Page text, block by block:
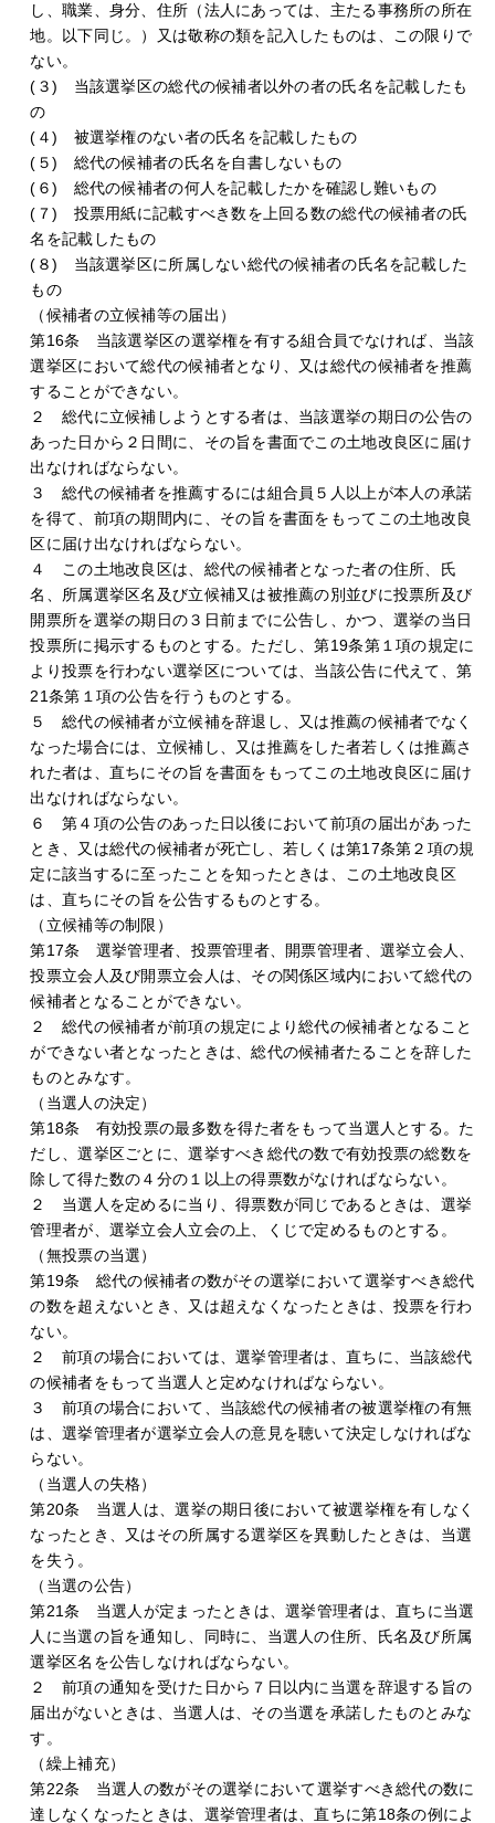
し、職業、身分、住所（法人にあっては、主たる事務所の所在
地。以下同じ。）又は敬称の類を記入したものは、この限りで
ない。
(３) 当該選挙区の総代の候補者以外の者の氏名を記載したも
の
(４) 被選挙権のない者の氏名を記載したもの
(５) 総代の候補者の氏名を自書しないもの
(６) 総代の候補者の何人を記載したかを確認し難いもの
(７) 投票用紙に記載すべき数を上回る数の総代の候補者の氏
名を記載したもの
(８) 当該選挙区に所属しない総代の候補者の氏名を記載した
もの
（候補者の立候補等の届出）
第16条 当該選挙区の選挙権を有する組合員でなければ、当該
選挙区において総代の候補者となり、又は総代の候補者を推薦
することができない。
２ 総代に立候補しようとする者は、当該選挙の期日の公告の
あった日から２日間に、その旨を書面でこの土地改良区に届け
出なければならない。
３ 総代の候補者を推薦するには組合員５人以上が本人の承諾
を得て、前項の期間内に、その旨を書面をもってこの土地改良
区に届け出なければならない。
４ この土地改良区は、総代の候補者となった者の住所、氏
名、所属選挙区名及び立候補又は被推薦の別並びに投票所及び
開票所を選挙の期日の３日前までに公告し、かつ、選挙の当日
投票所に掲示するものとする。ただし、第19条第１項の規定に
より投票を行わない選挙区については、当該公告に代えて、第
21条第１項の公告を行うものとする。
５ 総代の候補者が立候補を辞退し、又は推薦の候補者でなく
なった場合には、立候補し、又は推薦をした者若しくは推薦さ
れた者は、直ちにその旨を書面をもってこの土地改良区に届け
出なければならない。
６ 第４項の公告のあった日以後において前項の届出があった
とき、又は総代の候補者が死亡し、若しくは第17条第２項の規
定に該当するに至ったことを知ったときは、この土地改良区
は、直ちにその旨を公告するものとする。
（立候補等の制限）
第17条 選挙管理者、投票管理者、開票管理者、選挙立会人、
投票立会人及び開票立会人は、その関係区域内において総代の
候補者となることができない。
２ 総代の候補者が前項の規定により総代の候補者となること
ができない者となったときは、総代の候補者たることを辞した
ものとみなす。
（当選人の決定）
第18条 有効投票の最多数を得た者をもって当選人とする。た
だし、選挙区ごとに、選挙すべき総代の数で有効投票の総数を
除して得た数の４分の１以上の得票数がなければならない。
２ 当選人を定めるに当り、得票数が同じであるときは、選挙
管理者が、選挙立会人立会の上、くじで定めるものとする。
（無投票の当選）
第19条 総代の候補者の数がその選挙において選挙すべき総代
の数を超えないとき、又は超えなくなったときは、投票を行わ
ない。
２ 前項の場合においては、選挙管理者は、直ちに、当該総代
の候補者をもって当選人と定めなければならない。
３ 前項の場合において、当該総代の候補者の被選挙権の有無
は、選挙管理者が選挙立会人の意見を聴いて決定しなければな
らない。
（当選人の失格）
第20条 当選人は、選挙の期日後において被選挙権を有しなく
なったとき、又はその所属する選挙区を異動したときは、当選
を失う。
（当選の公告）
第21条 当選人が定まったときは、選挙管理者は、直ちに当選
人に当選の旨を通知し、同時に、当選人の住所、氏名及び所属
選挙区名を公告しなければならない。
２ 前項の通知を受けた日から７日以内に当選を辞退する旨の
届出がないときは、当選人は、その当選を承諾したものとみな
す。
（繰上補充）
第22条 当選人の数がその選挙において選挙すべき総代の数に
達しなくなったときは、選挙管理者は、直ちに第18条の例によ